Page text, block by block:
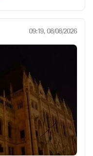
09:19, 08/08/2026